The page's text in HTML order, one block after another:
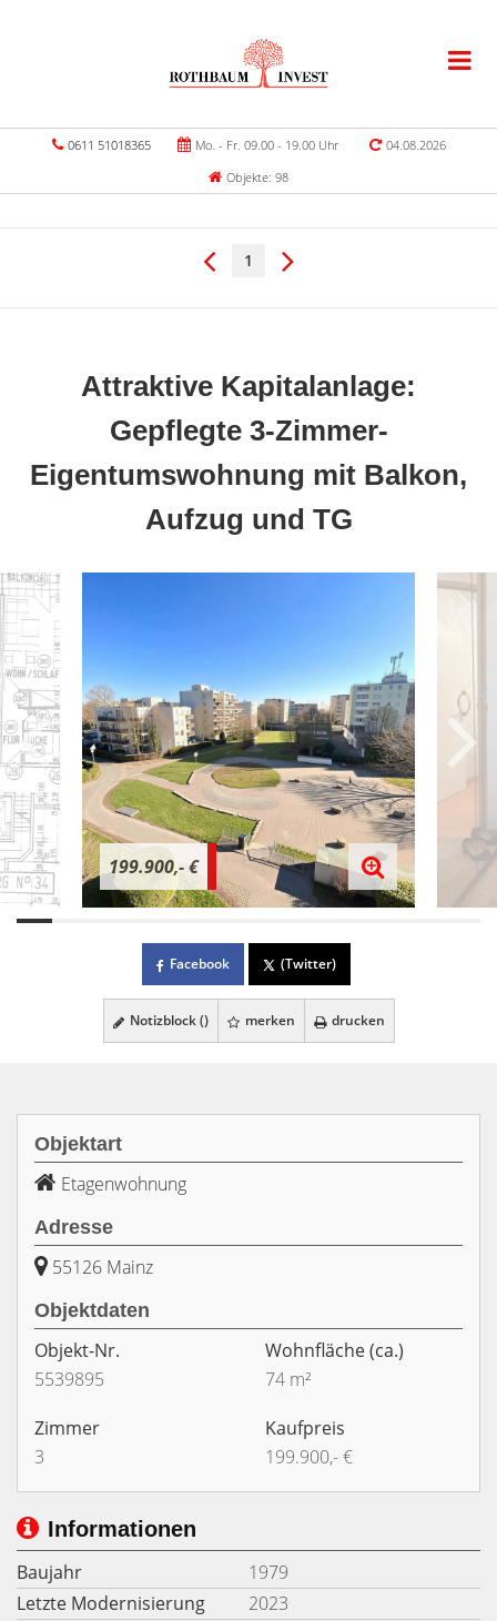
0611 51018365 Mo. - Fr. 09.00 - 19.00 Uhr
04.08.2026
Objekte: 98
1
Attraktive Kapitalanlage:
Gepflegte 3-Zimmer-
Eigentumswohnung mit Balkon,
Aufzug und TG
199.900,- €
Facebook (Twitter)
Notizblock () merken drucken
Objektart
Etagenwohnung
Adresse
55126 Mainz
Objektdaten
Objekt-Nr.
5539895
Wohnfläche(ca.)
74 m²
Zimmer
3
Kaufpreis
199.900,- €
Informationen
Baujahr
1979
Letzte Modernisierung
2023